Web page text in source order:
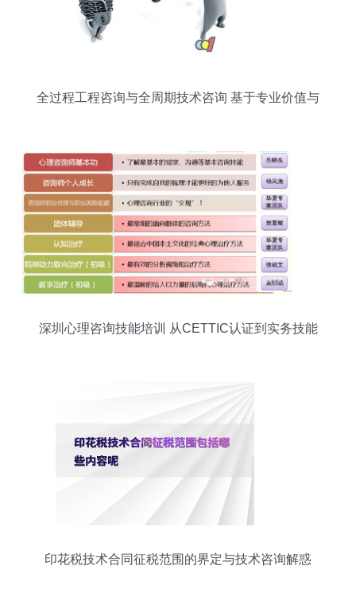
全过程工程咨询与全周期技术咨询 基于专业价值与
深圳心理咨询技能培训 从CETTIC认证到实务技能
印花税技术合同征税范围的界定与技术咨询解惑